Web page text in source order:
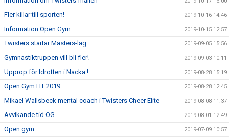
Fler killar till sporten! 2019-10-16 14:46
Information Open Gym 2019-10-15 12:57
Twisters startar Masters-lag 2019-09-05 15:56
Gymnastiktruppen vill bli fler! 2019-09-03 10:11
Upprop för Idrotten i Nacka ! 2019-08-28 15:19
Open Gym HT 2019 2019-08-28 12:45
Mikael Wallsbeck mental coach i Twisters Cheer Elite 2019-08-08 11:37
Avvikande tid OG 2019-08-01 12:49
Open gym 2019-07-09 10:57